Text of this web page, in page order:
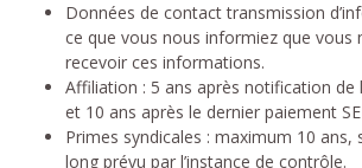
Données de contact transmission
ce que vous nous informiez que vous
recevoir ces informations.
Affiliation : 5 ans après notification de
et 10 ans après le dernier paiement
Primes syndicales : maximum 10 ans,
long prévu par l’instance de contrôle.